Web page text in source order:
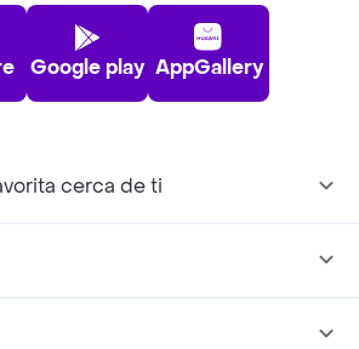
Google play AppGallery
cerca de ti